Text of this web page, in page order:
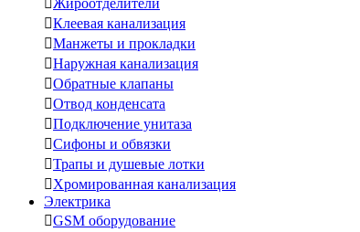
Жироотделители
Клеевая канализация
Манжеты и прокладки
Наружная канализация
Обратные клапаны
Отвод конденсата
Подключение унитаза
Сифоны и обвязки
Трапы и душевые лотки
Хромированная канализация
Электрика
GSM оборудование